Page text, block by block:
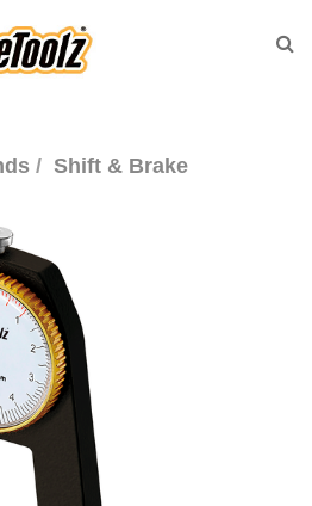
Shift & Brake